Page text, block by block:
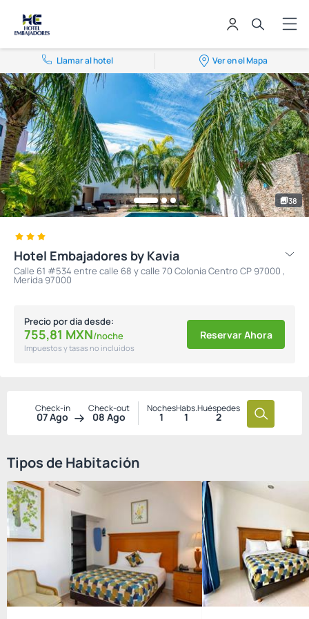
Llamar al hotel Ver en el Mapa
38
Hotel Embajadores by Kavia
Calle 61 #534 entre calle 68 y calle 70 Colonia Centro CP 97000 ,
Merida 97000
Precio por día desde:
755,81 MXN/noche
Impuestos y tasas no incluidos
Reservar Ahora
Check-in
07 Ago
Check-out
08 Ago
Noches
1
Habs.
1
Huéspedes
2
Tipos de Habitación